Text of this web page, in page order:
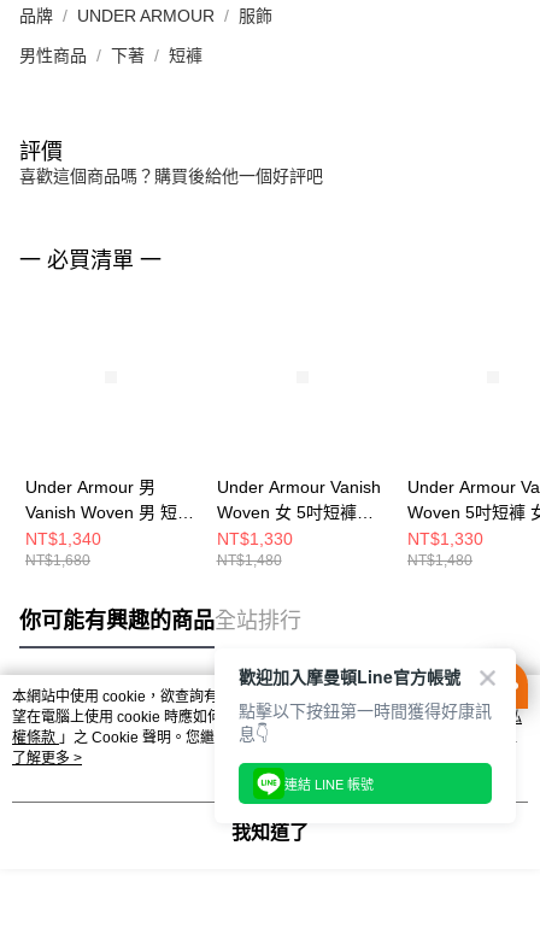
品牌 UNDER ARMOUR 服飾
男性商品 下著 短褲
評價
喜歡這個商品嗎？購買後給他一個好評吧
一 必買清單 一
Under Armour 男
Vanish Woven 男 短褲
1373718-014
NT$1,340
NT$1,680
Under Armour Vanish
Woven 女 5吋短褲
6009966-498
NT$1,330
NT$1,480
Under Armour
Woven 5吋短褲
6009966-008
NT$1,330
NT$1,480
你可能有興趣的商品全站排行
熱門標籤
本網站中使用 cookie，欲查詢有關本網站使用 cookie 方式之詳情，及若您不希
望在電腦上使用 cookie 時應如何變更電腦的 cookie 設定，請參閱本網站「
隱私
權條款 」之 Cookie 聲明。您繼續使用本網站即表示您同意本公司得按本網站使
用條款之 Cookie 聲明使用 cookie。
了解更多 >
我知道了
歡迎加入摩曼頓Line官方帳號
點擊以下按鈕第一時間獲得好康訊
息👇
連結 LINE 帳號